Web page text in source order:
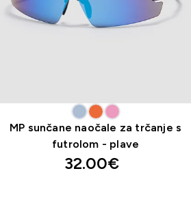
MP sunčane naočale za trčanje s
futrolom - plave
32.00€‎